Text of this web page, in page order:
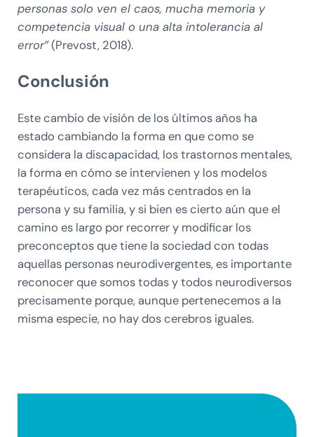
personas solo ven el caos, mucha memoria y
competencia visual o una alta intolerancia al
error”(Prevost, 2018).
Conclusión
Este cambio de visión de los últimos años ha
estado cambiando la forma en que como se
considera la discapacidad, los trastornos mentales,
la forma en cómo se intervienen y los modelos
terapéuticos, cada vez más centrados en la
persona y su familia, y si bien es cierto aún que el
camino es largo por recorrer y modificar los
preconceptos que tiene la sociedad con todas
aquellas personas neurodivergentes, es importante
reconocer que somos todas y todos neurodiversos
precisamente porque, aunque pertenecemos a la
misma especie, no hay dos cerebros iguales.